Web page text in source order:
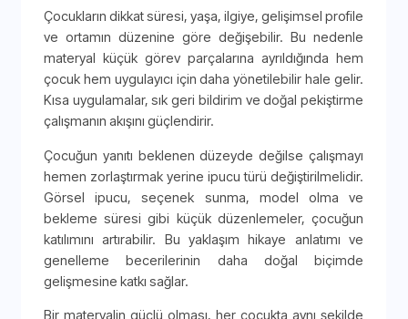
Çocukların dikkat süresi, yaşa, ilgiye, gelişimsel profile
ve ortamın düzenine göre değişebilir. Bu nedenle
materyal küçük görev parçalarına ayrıldığında hem
çocuk hem uygulayıcı için daha yönetilebilir hale gelir.
Kısa uygulamalar, sık geri bildirim ve doğal pekiştirme
çalışmanın akışını güçlendirir.
Çocuğun yanıtı beklenen düzeyde değilse çalışmayı
hemen zorlaştırmak yerine ipucu türü değiştirilmelidir.
Görsel ipucu, seçenek sunma, model olma ve
bekleme süresi gibi küçük düzenlemeler, çocuğun
katılımını artırabilir. Bu yaklaşım hikaye anlatımı ve
genelleme becerilerinin daha doğal biçimde
gelişmesine katkı sağlar.
Bir materyalin güçlü olması, her çocukta aynı şekilde